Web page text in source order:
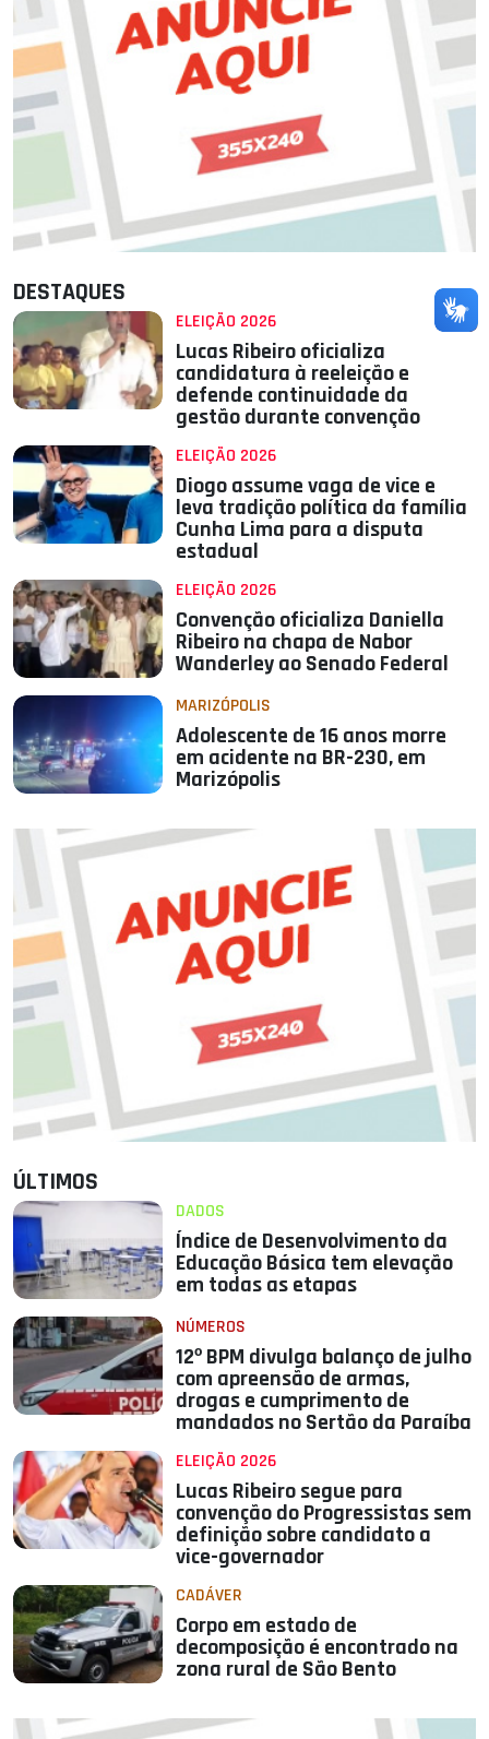
DESTAQUES
ELEIÇÃO 2026
Lucas Ribeiro oficializa
candidatura à reeleição e
defende continuidade da
gestão durante convenção
ELEIÇÃO 2026
Diogo assume vaga de vice e
leva tradição política da família
Cunha Lima para a disputa
estadual
ELEIÇÃO 2026
Convenção oficializa Daniella
Ribeiro na chapa de Nabor
Wanderley ao Senado Federal
MARIZÓPOLIS
Adolescente de 16 anos morre
em acidente na BR-230, em
Marizópolis
ÚLTIMOS
DADOS
Índice de Desenvolvimento da
Educação Básica tem elevação
em todas as etapas
NÚMEROS
12º BPM divulga balanço de julho
com apreensão de armas,
drogas e cumprimento de
mandados no Sertão da Paraíba
ELEIÇÃO 2026
Lucas Ribeiro segue para
convenção do Progressistas sem
definição sobre candidato a
vice-governador
CADÁVER
Corpo em estado de
decomposição é encontrado na
zona rural de São Bento